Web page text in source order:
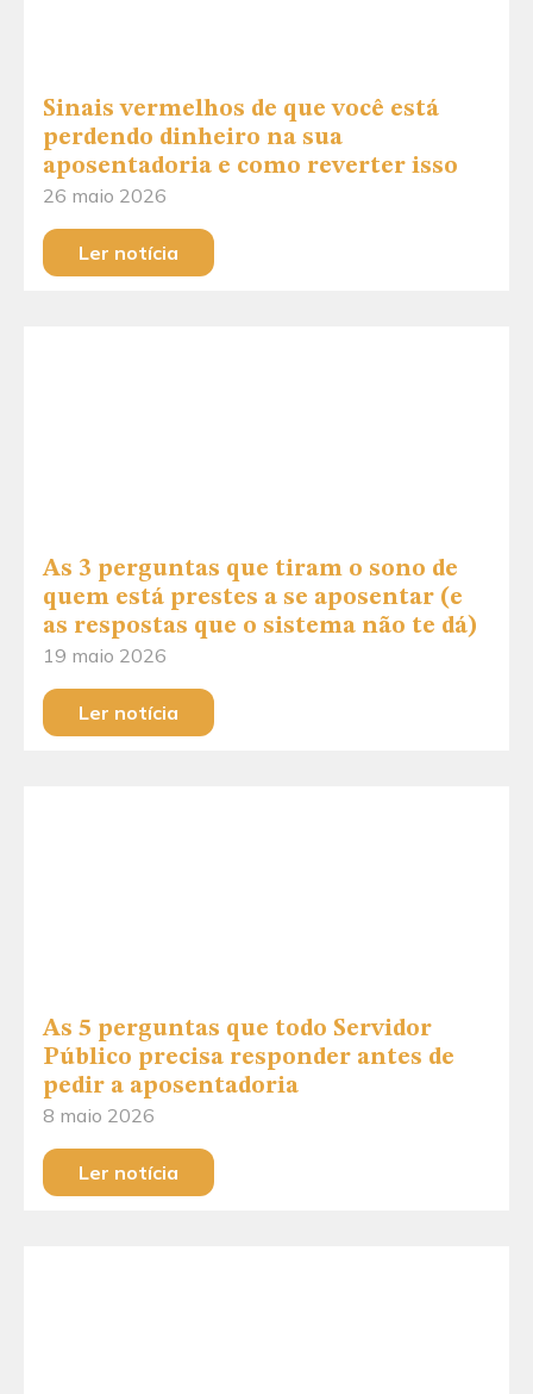
Sinais vermelhos de que você está
perdendo dinheiro na sua
aposentadoria e como reverter isso
26 maio 2026
Ler notícia
As 3 perguntas que tiram o sono de
quem está prestes a se aposentar (e
as respostas que o sistema não te dá)
19 maio 2026
Ler notícia
As 5 perguntas que todo Servidor
Público precisa responder antes de
pedir a aposentadoria
8 maio 2026
Ler notícia